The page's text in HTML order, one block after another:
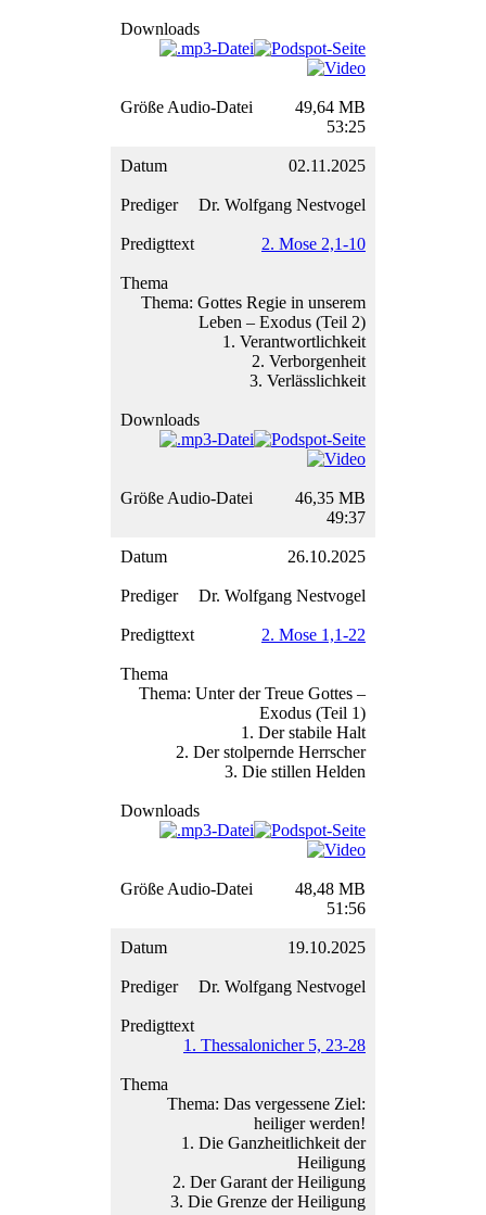
49,64 MB
53:25
02.11.2025
Dr. Wolfgang Nestvogel
2. Mose 2,1-10
Thema: Gottes Regie in unserem
Leben – Exodus (Teil 2)
1. Verantwortlichkeit
2. Verborgenheit
3. Verlässlichkeit
46,35 MB
49:37
26.10.2025
Dr. Wolfgang Nestvogel
2. Mose 1,1-22
Thema: Unter der Treue Gottes –
Exodus (Teil 1)
1. Der stabile Halt
2. Der stolpernde Herrscher
3. Die stillen Helden
48,48 MB
51:56
19.10.2025
Dr. Wolfgang Nestvogel
1. Thessalonicher 5, 23-28
Thema: Das vergessene Ziel:
heiliger werden!
1. Die Ganzheitlichkeit der
Heiligung
2. Der Garant der Heiligung
3. Die Grenze der Heiligung